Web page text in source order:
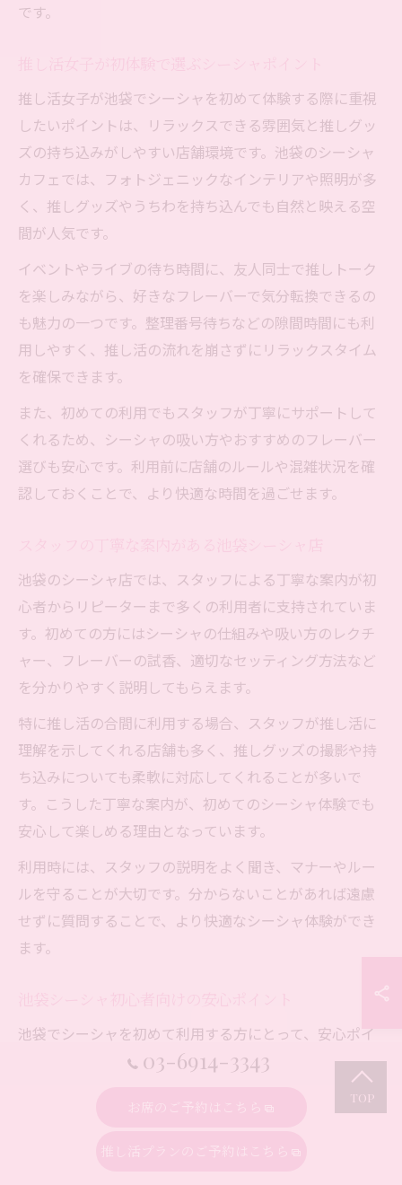
です。
推し活女子が池袋でシーシャを初めて体験する際に重視
したいポイントは、リラックスできる雰囲気と推しグッ
ズの持ち込みがしやすい店舗環境です。池袋のシーシャ
カフェでは、フォトジェニックなインテリアや照明が多
く、推しグッズやうちわを持ち込んでも自然と映える空
間が人気です。
イベントやライブの待ち時間に、友人同士で推しトーク
を楽しみながら、好きなフレーバーで気分転換できるの
も魅力の一つです。整理番号待ちなどの隙間時間にも利
用しやすく、推し活の流れを崩さずにリラックスタイム
を確保できます。
また、初めての利用でもスタッフが丁寧にサポートして
くれるため、シーシャの吸い方やおすすめのフレーバー
選びも安心です。利用前に店舗のルールや混雑状況を確
認しておくことで、より快適な時間を過ごせます。
池袋のシーシャ店では、スタッフによる丁寧な案内が初
心者からリピーターまで多くの利用者に支持されていま
す。初めての方にはシーシャの仕組みや吸い方のレクチ
ャー、フレーバーの試香、適切なセッティング方法など
を分かりやすく説明してもらえます。
特に推し活の合間に利用する場合、スタッフが推し活に
理解を示してくれる店舗も多く、推しグッズの撮影や持
ち込みについても柔軟に対応してくれることが多いで
す。こうした丁寧な案内が、初めてのシーシャ体験でも
安心して楽しめる理由となっています。
利用時には、スタッフの説明をよく聞き、マナーやルー
ルを守ることが大切です。分からないことがあれば遠慮
せずに質問することで、より快適なシーシャ体験ができ
ます。
池袋でシーシャを初めて利用する方にとって、安心ポイ
ントとなるのは「わかりやすい説明」「女性でも入りや
すい雰囲気」「アクセスの良さ」です。駅近くに多いシ
ーシャカフェは、東口・西口どちらからもアクセスしや
すく、整理番号待ちや推し活の合間に立ち寄りやすいの
03-6914-3343
お席のご予約はこちら
推し活プランのご予約はこちら